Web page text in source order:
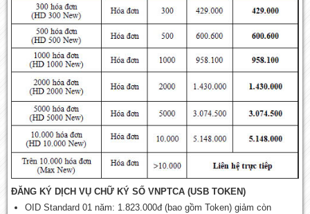
ĐĂNG KÝ DỊCH VỤ CHỮ KÝ SỐ VNPTCA (USB TOKEN)
OID Standard 01 năm: 1.823.000đ (bao gồm Token) giảm còn